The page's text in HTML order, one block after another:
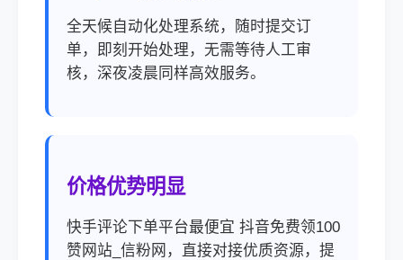
全天候自动化处理系统，随时提交订
单，即刻开始处理，无需等待人工审
核，深夜凌晨同样高效服务。
价格优势明显
快手评论下单平台最便宜 抖音免费领100
赞网站_信粉网，直接对接优质资源，提